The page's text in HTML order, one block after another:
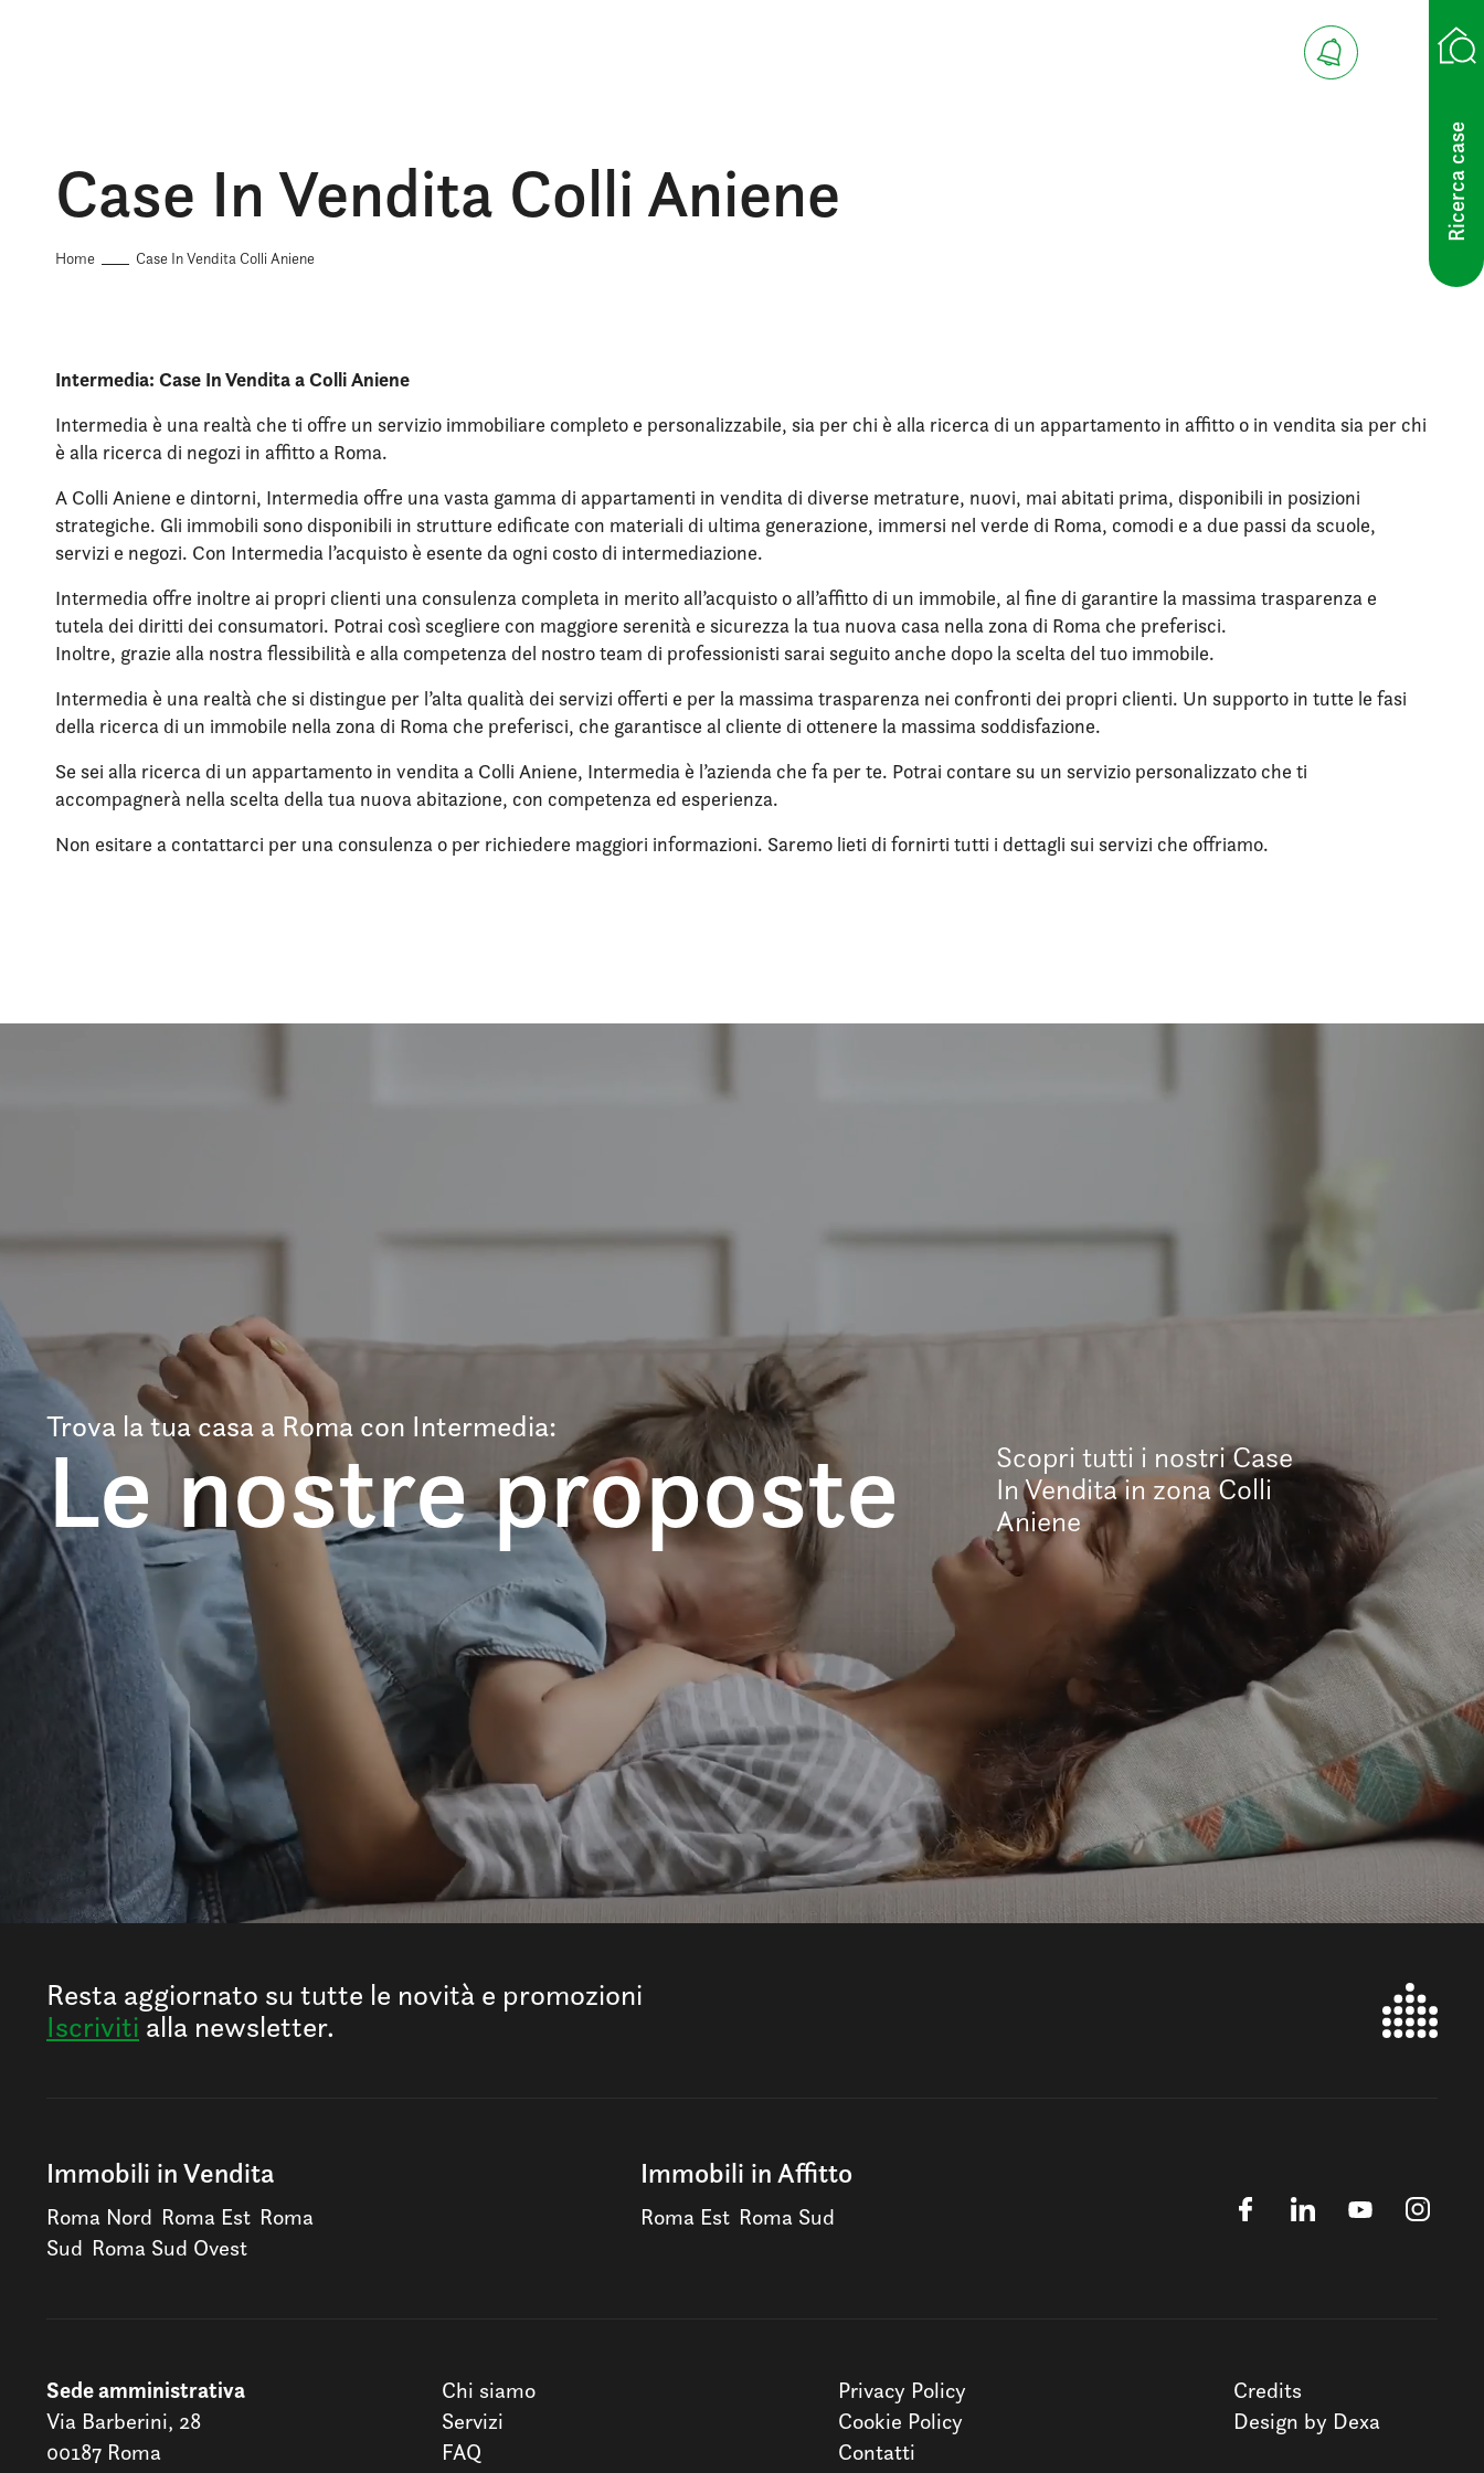
Ricerca case
Case In Vendita Colli Aniene
Home Case In Vendita Colli Aniene
Intermedia: Case In Vendita a Colli Aniene
Intermedia è una realtà che ti offre un servizio immobiliare completo e personalizzabile, sia per chi è alla ricerca di un appartamento in affitto o in vendita sia per chi
è alla ricerca di negozi in affitto a Roma.
A Colli Aniene e dintorni, Intermedia offre una vasta gamma di appartamenti in vendita di diverse metrature, nuovi, mai abitati prima, disponibili in posizioni
strategiche. Gli immobili sono disponibili in strutture edificate con materiali di ultima generazione, immersi nel verde di Roma, comodi e a due passi da scuole,
servizi e negozi. Con Intermedia l’acquisto è esente da ogni costo di intermediazione.
Intermedia offre inoltre ai propri clienti una consulenza completa in merito all’acquisto o all’affitto di un immobile, al fine di garantire la massima trasparenza e
tutela dei diritti dei consumatori. Potrai così scegliere con maggiore serenità e sicurezza la tua nuova casa nella zona di Roma che preferisci.
Inoltre, grazie alla nostra flessibilità e alla competenza del nostro team di professionisti sarai seguito anche dopo la scelta del tuo immobile.
Intermedia è una realtà che si distingue per l’alta qualità dei servizi offerti e per la massima trasparenza nei confronti dei propri clienti. Un supporto in tutte le fasi
della ricerca di un immobile nella zona di Roma che preferisci, che garantisce al cliente di ottenere la massima soddisfazione.
Se sei alla ricerca di un appartamento in vendita a Colli Aniene, Intermedia è l’azienda che fa per te. Potrai contare su un servizio personalizzato che ti
accompagnerà nella scelta della tua nuova abitazione, con competenza ed esperienza.
Non esitare a contattarci per una consulenza o per richiedere maggiori informazioni. Saremo lieti di fornirti tutti i dettagli sui servizi che offriamo.
Trova la tua casa a Roma con Intermedia:
Le nostre proposte
Scopri tutti i nostri Case
In Vendita in zona Colli
Aniene
Resta aggiornato su tutte le novità e promozioni
Iscriviti alla newsletter.
Immobili in Vendita
Roma Nord Roma Est Roma
Sud Roma Sud Ovest
Immobili in Affitto
Roma Est Roma Sud
Sede amministrativa
Via Barberini, 28
00187 Roma
Chi siamo
Servizi
FAQ
Privacy Policy
Cookie Policy
Contatti
Credits
Design by Dexa